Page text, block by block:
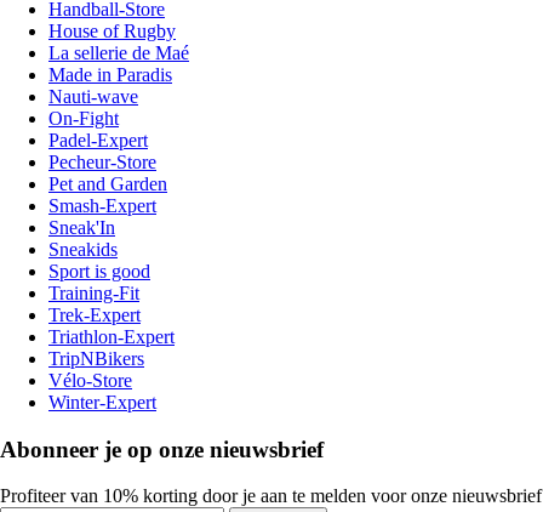
Handball-Store
House of Rugby
La sellerie de Maé
Made in Paradis
Nauti-wave
On-Fight
Padel-Expert
Pecheur-Store
Pet and Garden
Smash-Expert
Sneak'In
Sneakids
Sport is good
Training-Fit
Trek-Expert
Triathlon-Expert
TripNBikers
Vélo-Store
Winter-Expert
Abonneer je op onze nieuwsbrief
Profiteer van 10% korting door je aan te melden voor onze nieuwsbrief